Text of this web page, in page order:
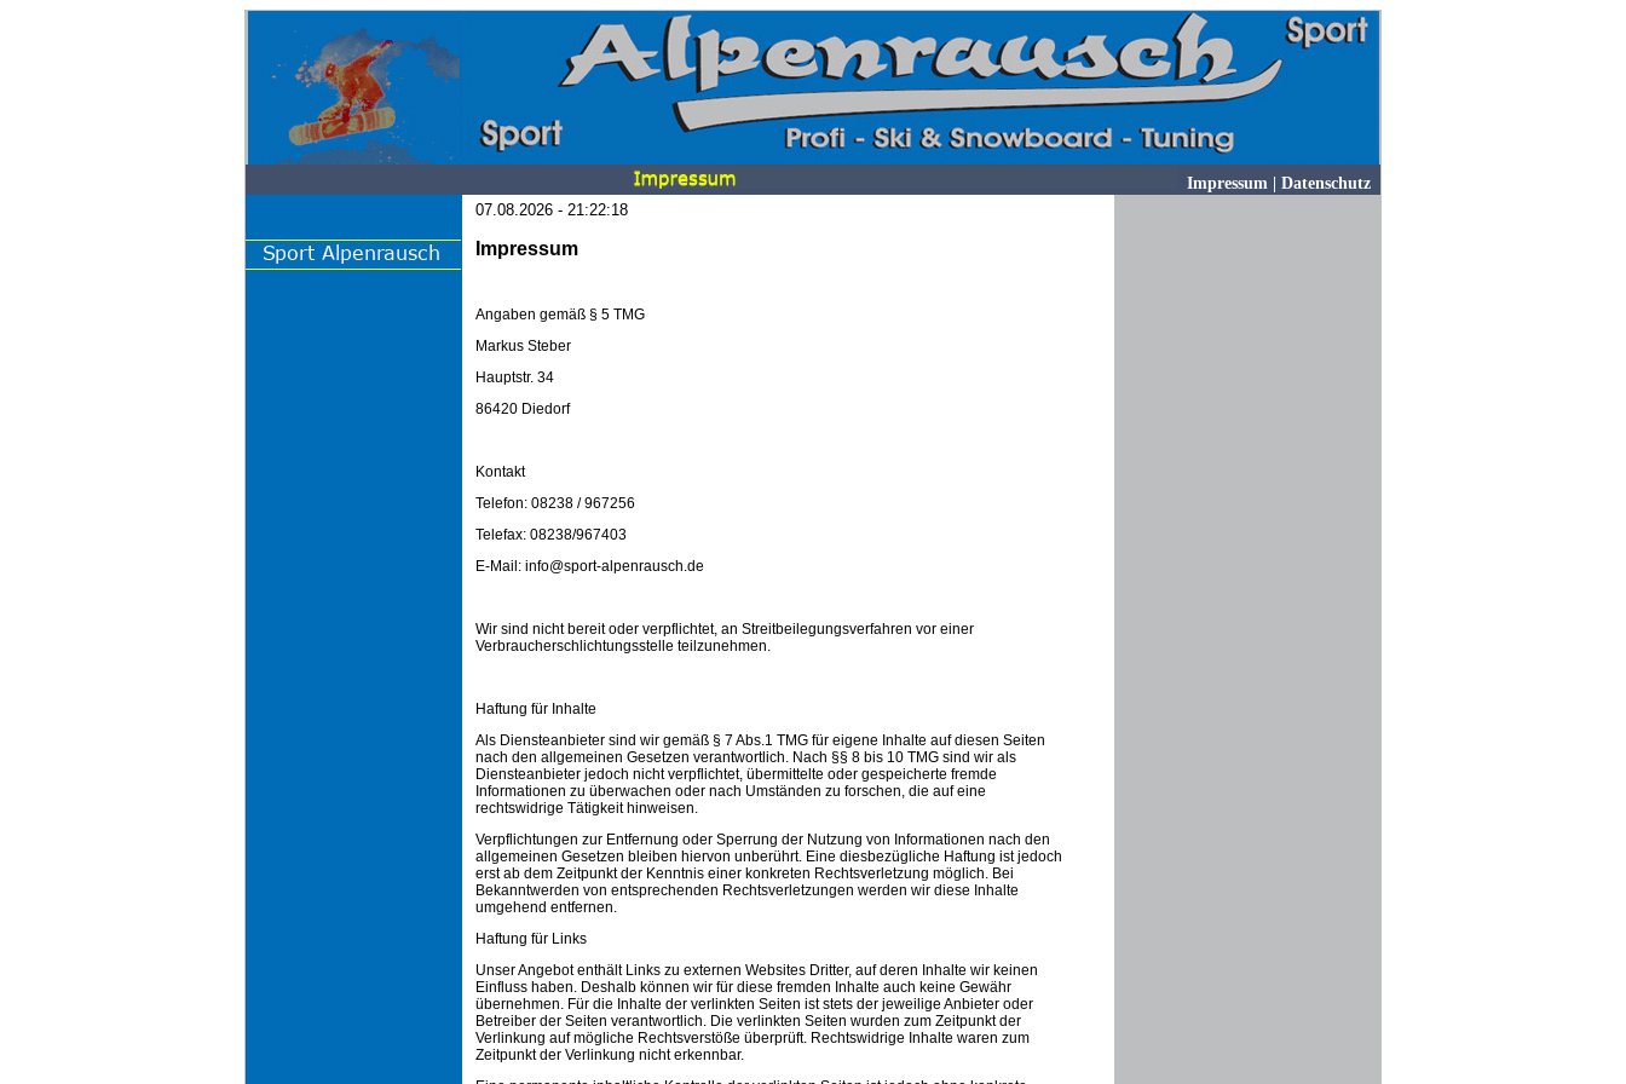
Impressum
Datenschutz
07.08.2026 - 21:22:18
Impressum
Angaben gemäß § 5 TMG
Markus Steber
Hauptstr. 34
86420 Diedorf
Kontakt
Telefon: 08238 / 967256
Telefax: 08238/967403
E-Mail: info@sport-alpenrausch.de
Wir sind nicht bereit oder verpflichtet, an Streitbeilegungsverfahren vor einer
Verbraucherschlichtungsstelle teilzunehmen.
Haftung für Inhalte
Als Diensteanbieter sind wir gemäß § 7 Abs.1 TMG für eigene Inhalte auf diesen Seiten
nach den allgemeinen Gesetzen verantwortlich. Nach §§ 8 bis 10 TMG sind wir als
Diensteanbieter jedoch nicht verpflichtet, übermittelte oder gespeicherte fremde
Informationen zu überwachen oder nach Umständen zu forschen, die auf eine
rechtswidrige Tätigkeit hinweisen.
Verpflichtungen zur Entfernung oder Sperrung der Nutzung von Informationen nach den
allgemeinen Gesetzen bleiben hiervon unberührt. Eine diesbezügliche Haftung ist jedoch
erst ab dem Zeitpunkt der Kenntnis einer konkreten Rechtsverletzung möglich. Bei
Bekanntwerden von entsprechenden Rechtsverletzungen werden wir diese Inhalte
umgehend entfernen.
Haftung für Links
Unser Angebot enthält Links zu externen Websites Dritter, auf deren Inhalte wir keinen
Einfluss haben. Deshalb können wir für diese fremden Inhalte auch keine Gewähr
übernehmen. Für die Inhalte der verlinkten Seiten ist stets der jeweilige Anbieter oder
Betreiber der Seiten verantwortlich. Die verlinkten Seiten wurden zum Zeitpunkt der
Verlinkung auf mögliche Rechtsverstöße überprüft. Rechtswidrige Inhalte waren zum
Zeitpunkt der Verlinkung nicht erkennbar.